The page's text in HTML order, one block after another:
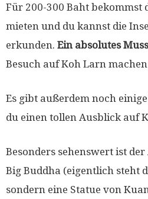
Für 200-300 Baht bekommst
mieten und du kannst die
erkunden. Ein absolutes
Besuch auf Koh Larn
Es gibt außerdem noch
du einen tollen Ausblick auf
Besonders sehenswert ist
Big Buddha (eigentlich steht
sondern eine Statue von